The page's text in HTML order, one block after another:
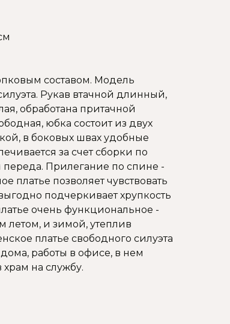
составом. Модель
Рукав втачной длинный,
обработана притачной
юбка состоит из двух
в боковых швах удобные
за счет сборки по
Прилегание по спине -
платье позволяет чувствовать
подчеркивает хрупкость
очень функциональное -
летом, и зимой, утеплив
платье свободного силуэта
работы в офисе, в нем
на службу.